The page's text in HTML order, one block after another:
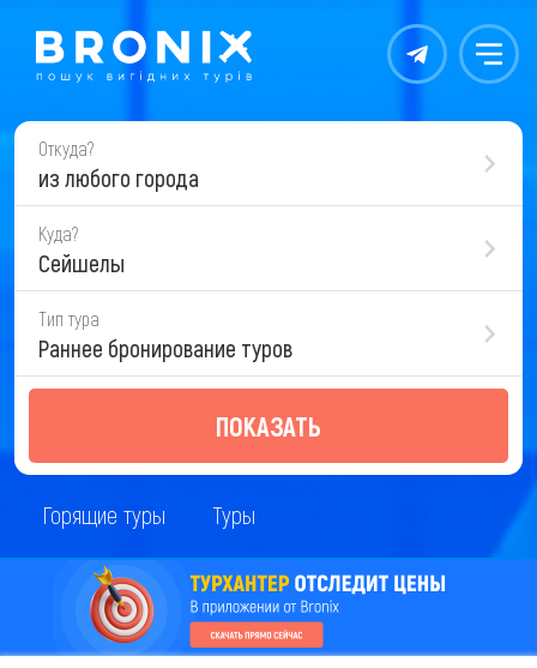
Контакты Меню
Откуда?
из любого города
Куда?
Сейшелы
Тип тура
Раннее бронирование туров
ПОКАЗАТЬ
Горящие туры Туры